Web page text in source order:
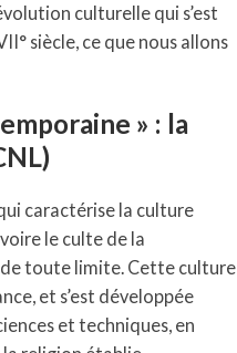
culturelle qui s’est
siècle, ce que nous allons
» : la
caractérise la culture
le culte de la
de toute limite. Cette culture
et s’est développée
et techniques, en